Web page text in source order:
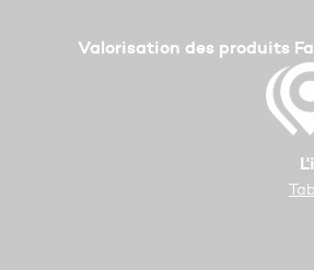
Valorisation des produits